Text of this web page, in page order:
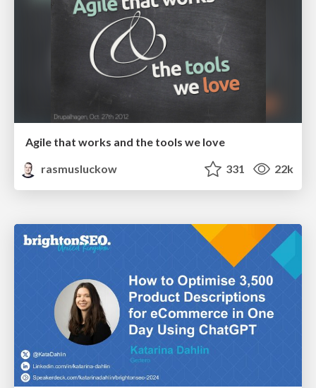
Agile that works and the tools we love
rasmusluckow
331 22k